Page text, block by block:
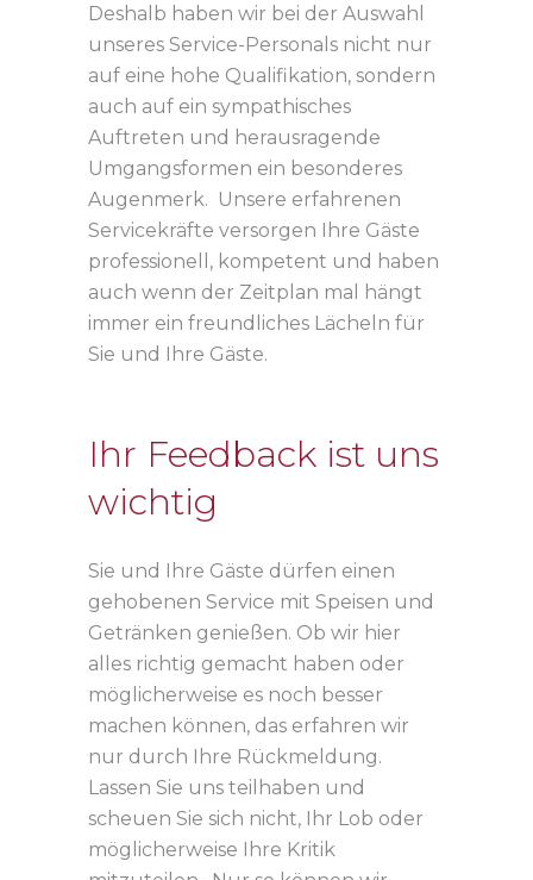
Deshalb haben wir bei der Auswahl
unseres Service-Personals nicht nur
auf eine hohe Qualifikation, sondern
auch auf ein sympathisches
Auftreten und herausragende
Umgangsformen ein besonderes
Augenmerk. Unsere erfahrenen
Servicekräfte versorgen Ihre Gäste
professionell, kompetent und haben
auch wenn der Zeitplan mal hängt
immer ein freundliches Lächeln für
Sie und Ihre Gäste.
Ihr Feedback ist uns
wichtig
Sie und Ihre Gäste dürfen einen
gehobenen Service mit Speisen und
Getränken genießen. Ob wir hier
alles richtig gemacht haben oder
möglicherweise es noch besser
machen können, das erfahren wir
nur durch Ihre Rückmeldung.
Lassen Sie uns teilhaben und
scheuen Sie sich nicht, Ihr Lob oder
möglicherweise Ihre Kritik